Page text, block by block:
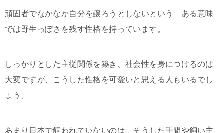
頑固者でなかなか自分を譲ろうとしないという、ある意味
では野生っぽさを残す性格を持っています。
しっかりとした主従関係を築き、社会性を身につけるのは
大変ですが、こうした性格を可愛いと思える人もいるでし
ょう。
あまり日本で飼われていないのは、そうした手間や飼い主